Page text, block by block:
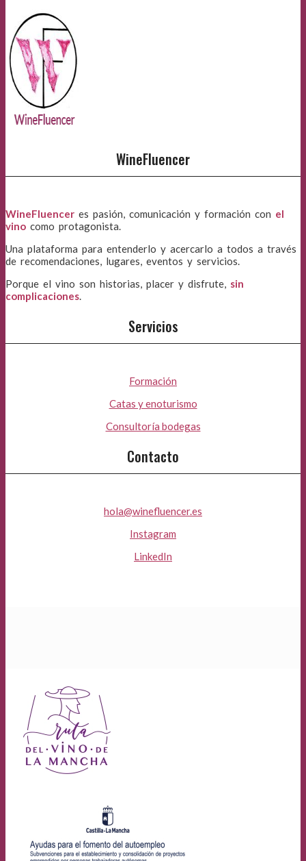
WineFluencer
WineFluencer es pasión, comunicación y formación con el
vino como protagonista.
Una plataforma para entenderlo y acercarlo a todos a través
de recomendaciones, lugares, eventos y servicios.
Porque el vino son historias, placer y disfrute, sin
complicaciones.
Servicios
Formación
Catas y enoturismo
Consultoría bodegas
Contacto
hola@winefluencer.es
Instagram
LinkedIn